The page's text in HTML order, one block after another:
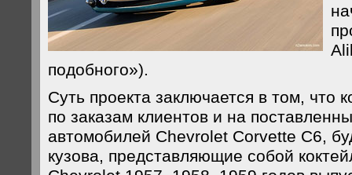
подобного»).
Суть проекта заключается в том, что
по заказам клиентов и на
автомобилей Chevrolet Corvette C6,
кузова, представляющие собой